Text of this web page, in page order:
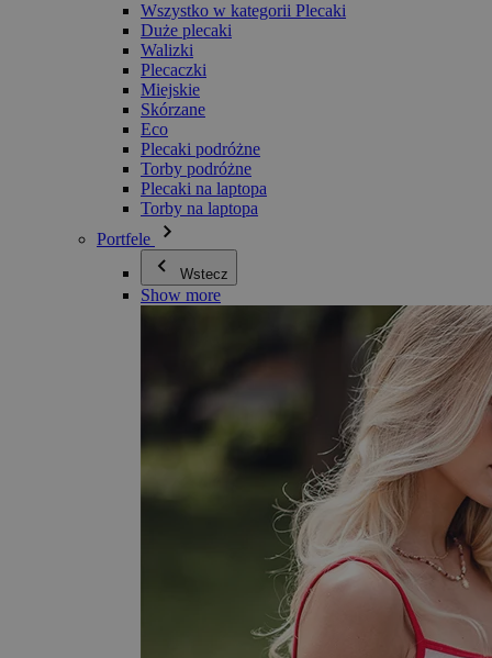
Wszystko w kategorii Plecaki
Duże plecaki
Walizki
Plecaczki
Miejskie
Skórzane
Eco
Plecaki podróżne
Torby podróżne
Plecaki na laptopa
Torby na laptopa
Portfele
Wstecz
Show more